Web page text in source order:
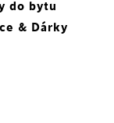
do bytu
& Dárky